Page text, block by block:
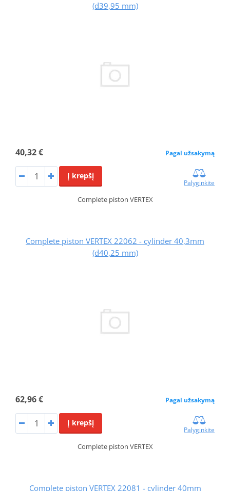
(d39,95 mm)
40,32 € Pagal užsakymą
Į krepšį
Palyginkite
Complete piston VERTEX
Complete piston VERTEX 22062 - cylinder 40,3mm
(d40,25 mm)
62,96 € Pagal užsakymą
Į krepšį
Palyginkite
Complete piston VERTEX
Complete piston VERTEX 22081 - cylinder 40mm